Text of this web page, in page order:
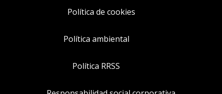
Política de cookies
Política ambiental
Política RRSS